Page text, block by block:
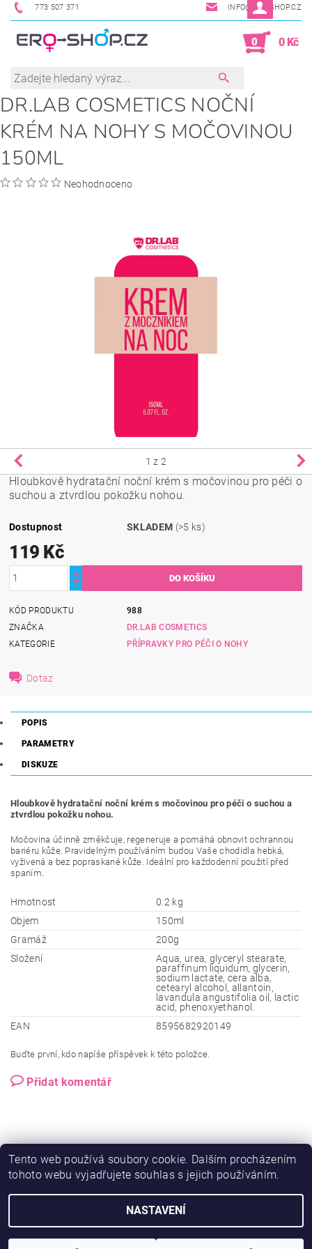
773 507 371 INFO@ERO-SHOP.CZ
0 0 Kč
DR.LAB COSMETICS NOČNÍ
KRÉM NA NOHY S MOČOVINOU
150ML
Neohodnoceno
1 z 2
Hloubkově hydratační noční krém s močovinou pro péči o
suchou a ztvrdlou pokožku nohou.
Dostupnost SKLADEM (>5 ks)
119 Kč
KÓD PRODUKTU
988
ZNAČKA
DR.LAB COSMETICS
KATEGORIE
PŘÍPRAVKY PRO PÉČI O NOHY
Dotaz
POPIS
PARAMETRY
DISKUZE
Hloubkově hydratační noční krém s močovinou pro péči o suchou a
ztvrdlou pokožku nohou.
Močovina účinně změkčuje, regeneruje a pomáhá obnovit ochrannou
bariéru kůže. Pravidelným používáním budou Vaše chodidla hebká,
vyživená a bez popraskané kůže. Ideální pro každodenní použití před
spaním.
Hmotnost
0.2 kg
Objem
150ml
Gramáž
200g
Složení
Aqua, urea, glyceryl stearate,
paraffinum liquidum, glycerin,
sodium lactate, cera alba,
cetearyl alcohol, allantoin,
lavandula angustifolia oil, lactic
acid, phenoxyethanol.
EAN
8595682920149
Buďte první, kdo napíše příspěvek k této položce.
Přidat komentář
Vytvořil Shoptet
Tento web používá soubory cookie. Dalším procházením
tohoto webu vyjadřujete souhlas s jejich používáním.
NASTAVENÍ